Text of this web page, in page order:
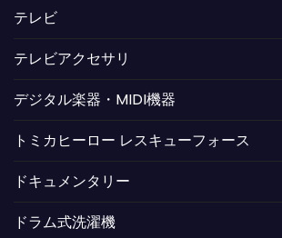
テレビ
テレビアクセサリ
デジタル楽器・MIDI機器
トミカヒーロー レスキューフォース
ドキュメンタリー
ドラム式洗濯機